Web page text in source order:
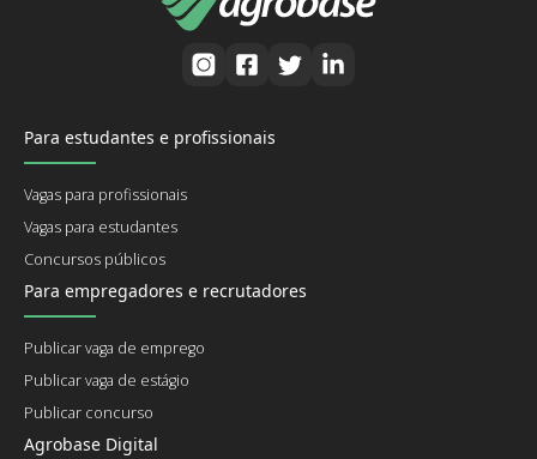
Para estudantes e profissionais
Vagas para profissionais
Vagas para estudantes
Concursos públicos
Para empregadores e recrutadores
Publicar vaga de emprego
Publicar vaga de estágio
Publicar concurso
Agrobase Digital